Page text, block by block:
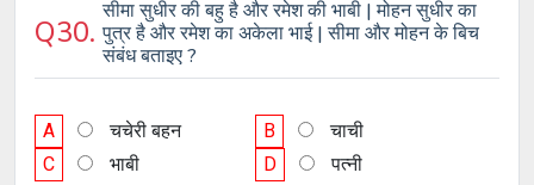
Q30.
सीमा सुधीर की बहु है और रमेश की भाबी | मोहन सुधीर का
पुत्र है और रमेश का अकेला भाई | सीमा और मोहन के बिच
संबंध बताइए ?
A चचेरी बहन B
चाची
C
भाबी D पत्नी